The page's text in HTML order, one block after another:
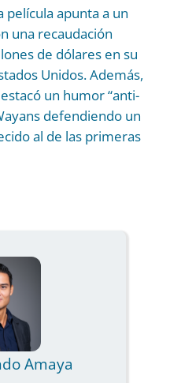
película apunta a un
una recaudación
de dólares en su
Unidos. Además,
un humor “anti-
defendiendo un
al de las primeras
Amaya